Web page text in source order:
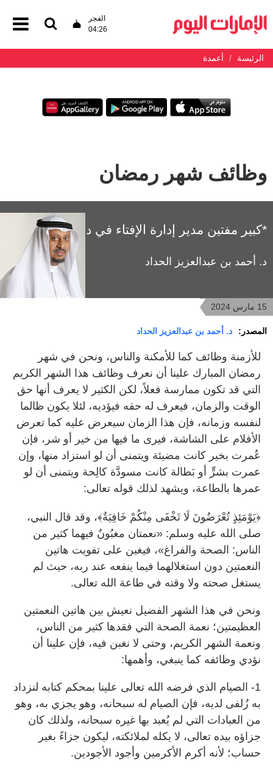
الفجر
04:26
الرئيسة أعمدة
وظائف شهر رمضان
*كبير مفتين مدير إدارة الإفتاء في دبي
د. أحمد بن عبدالعزيز الحداد
15 مارس 2024
المصدر: د. أحمد بن عبدالعزيز الحداد
للأزمنة وظائف كما للأمكنة والناس، ونحن في شهر
رمضان المبارك علينا أن نعرف وظائف هذا الشهر الكريم
التي قد تكون ممارسة فعلاً، لكن الكثير لا يعرف أنها حق
الوقت والزمان، فيعرف له حقه فيؤديه، لئلا يكون ظالما
لنفسه وزمانه، فإن هذا الزمان سيعرض عليه كما تعرض
الأفلام على الشاشة، فيرى ما فيها من خير أو شر، فإن
عُمرت بخير كانت مضيئة ويتمنى أن لو استزاد منها، وإن
عمرت بشرٍّ أو بَطالة كانت مسودَّة كالِحة ويتمنى أن لو
عمرها بالطاعة، ويشهد لذلك قوله تعالى:
﴿يَوْمَئِذٍ تُعْرَضُونَ لَا تَخْفَى مِنْكُمْ خَافِيَةٌ﴾، وقد قال النبي،
صلى الله عليه وسلم: «نعمتان مغبُونٌ فيهما كثير من
الناس: الصحة والفراغ»، فيغبن على تفويت هاتين
النعمتين دون استغلالهما فيما ينفعه عند ربه، حيث لم
يستغل صحته ولا وقته في طاعة الله تعالى.
ونحن في هذا الشهر الفضيل نعيش بين هاتين النعمتين
العظيمتين؛ نعمة الصحة التي فقدها كثير من الناس،
ونعمة الشهر الكريم، وحتى لا نغبن فيه، فإن علينا أن
نؤدي وظائفه كما ينبغي، وأهمها:
1- الصيام الذي فرضه الله تعالى علينا بمحكم كتابه لنزداد
به زُلفى لديه، فإن الصيام له سبحانه، وهو يجزي به، وهو
من العبادات التي لم يُعبد بها غيره سبحانه، ولذلك كان
جزاؤه بيده تعالى، لا يكله لملائكته، ليكون جزاءً بغير
حساب؛ لأنه أكرم الأكرمين وأجود الأجودين.